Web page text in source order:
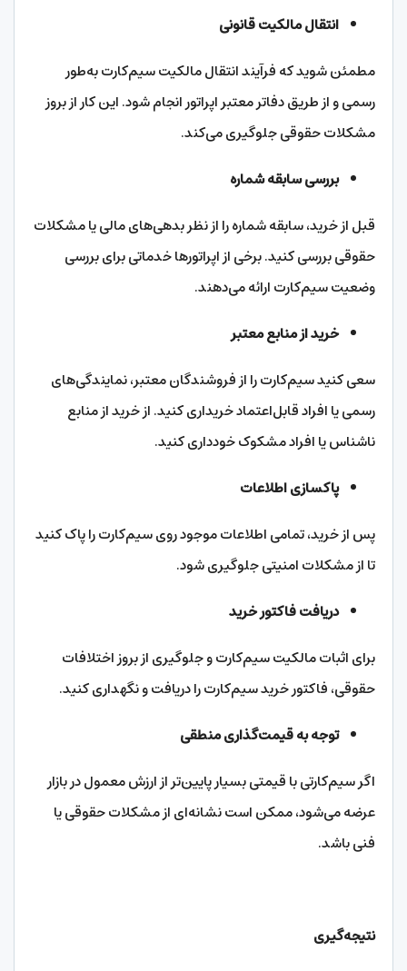
انتقال مالکیت قانونی
مطمئن شوید که فرآیند انتقال مالکیت سیم‌کارت به‌طور
رسمی و از طریق دفاتر معتبر اپراتور انجام شود. این کار از بروز
مشکلات حقوقی جلوگیری می‌کند.
بررسی سابقه شماره
قبل از خرید، سابقه شماره را از نظر بدهی‌های مالی یا مشکلات
حقوقی بررسی کنید. برخی از اپراتورها خدماتی برای بررسی
وضعیت سیم‌کارت ارائه می‌دهند.
خرید از منابع معتبر
سعی کنید سیم‌کارت را از فروشندگان معتبر، نمایندگی‌های
رسمی یا افراد قابل‌اعتماد خریداری کنید. از خرید از منابع
ناشناس یا افراد مشکوک خودداری کنید.
پاکسازی اطلاعات
پس از خرید، تمامی اطلاعات موجود روی سیم‌کارت را پاک کنید
تا از مشکلات امنیتی جلوگیری شود.
دریافت فاکتور خرید
برای اثبات مالکیت سیم‌کارت و جلوگیری از بروز اختلافات
حقوقی، فاکتور خرید سیم‌کارت را دریافت و نگهداری کنید.
توجه به قیمت‌گذاری منطقی
اگر سیم‌کارتی با قیمتی بسیار پایین‌تر از ارزش معمول در بازار
عرضه می‌شود، ممکن است نشانه‌ای از مشکلات حقوقی یا
فنی باشد.
نتیجه‌گیری